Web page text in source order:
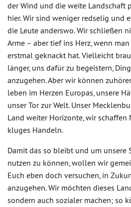
der Wind und die weite Landschaft
hier. Wir sind weniger redselig und
die Leute anderswo. Wir schließen
Arme – aber tief ins Herz, wenn
erstmal geknackt hat. Vielleicht
länger, uns dafür zu begeistern,
anzugehen. Aber wir können
leben im Herzen Europas, unsere
unser Tor zur Welt. Unser
Land weiter Horizonte, wir
kluges Handeln.
Damit das so bleibt und um unsere
nutzen zu können, wollen wir
Euch eben doch versuchen, in
anzugehen. Wir möchten dieses
sondern auch sozialer machen; so